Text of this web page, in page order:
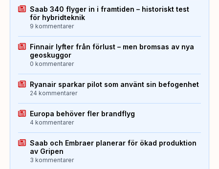
Saab 340 flyger in i framtiden – historiskt test
för hybridteknik
9 kommentarer
Finnair lyfter från förlust – men bromsas av nya
geoskuggor
0 kommentarer
Ryanair sparkar pilot som använt sin befogenhet
24 kommentarer
Europa behöver fler brandflyg
4 kommentarer
Saab och Embraer planerar för ökad produktion
av Gripen
3 kommentarer